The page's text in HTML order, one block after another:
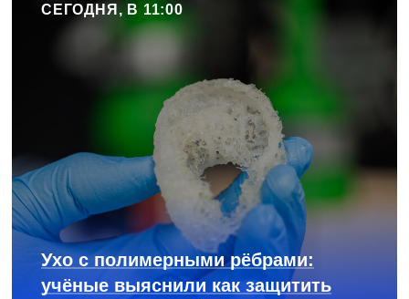
СЕГОДНЯ, В 11:00
Ухо с полимерными рёбрами:
учёные выяснили как защитить